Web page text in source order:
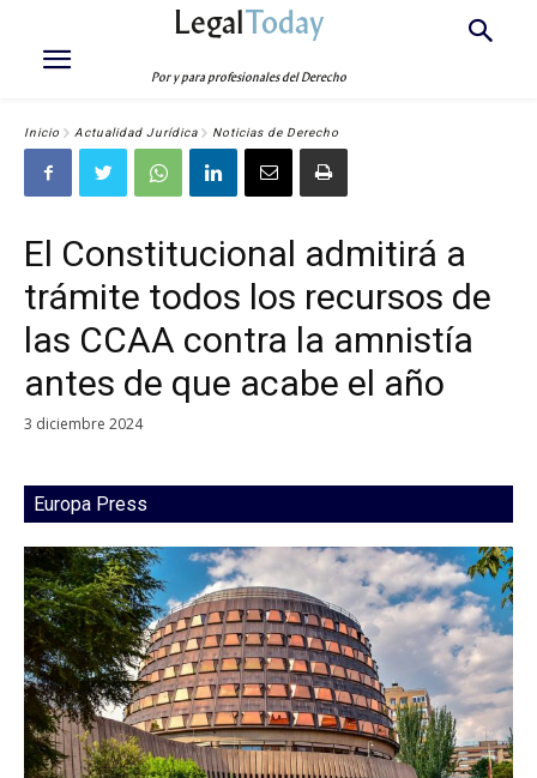
LegalToday
Por y para profesionales del Derecho
Inicio Actualidad Jurídica Noticias de Derecho
El Constitucional admitirá a
trámite todos los recursos de
las CCAA contra la amnistía
antes de que acabe el año
3 diciembre 2024
Europa Press